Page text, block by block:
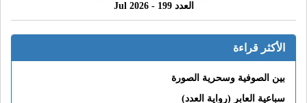
العدد 199 - 2026 Jul
الأكثر قراءة
بين الصوفية وسحرية الصورة
سباعية العابر (رواية العدد)